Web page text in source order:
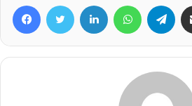
FacebookTwitter Linkedin WhatsApp